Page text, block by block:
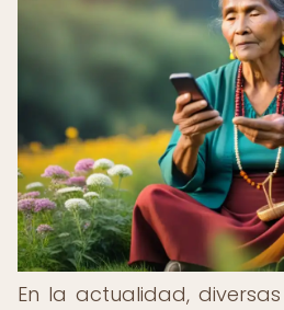
En la actualidad,